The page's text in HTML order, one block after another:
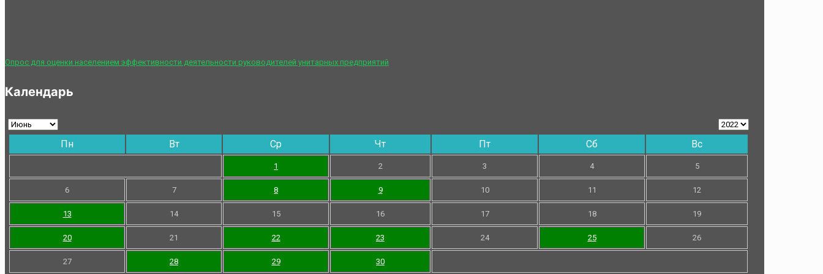
Опрос для оценки населением эффективности деятельности руководителей унитарных предприятий
Календарь
Пн Вт Ср Чт Пт Сб Вс
1 2 3 4 5
6 7 8 9 10 11 12
13 14 15 16 17 18 19
20 21 22 23 24 25 26
27 28 29 30